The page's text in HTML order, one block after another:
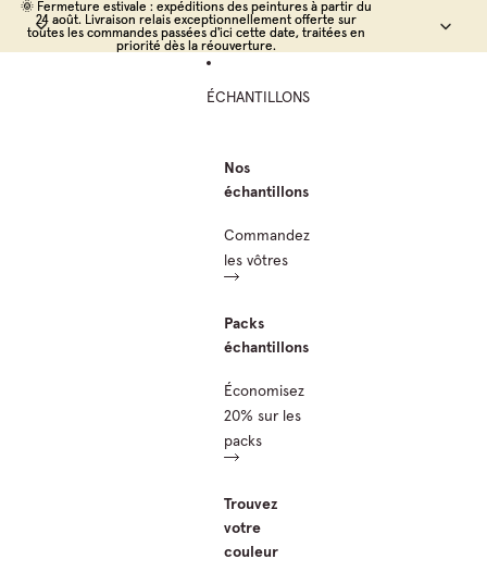
🌞 Fermeture estivale : expéditions des peintures à partir du
24 août. Livraison relais exceptionnellement offerte sur
toutes les commandes passées d'ici cette date, traitées en
priorité dès la réouverture.
🌞 Fermeture estivale : expéditions des peintures à partir du
24 août. Livraison relais exceptionnellement offerte sur
toutes les commandes passées d'ici cette date, traitées en
priorité dès la réouverture.
ÉCHANTILLONS
Nos
échantillons
Commandez
les vôtres
Packs
échantillons
Économisez
20% sur les
packs
Trouvez
votre
couleur